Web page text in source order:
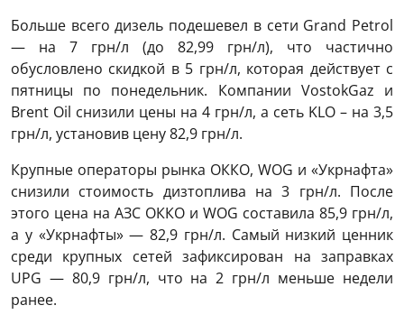
Больше всего дизель подешевел в сети Grand Petrol
— на 7 грн/л (до 82,99 грн/л), что частично
обусловлено скидкой в 5 грн/л, которая действует с
пятницы по понедельник. Компании VostokGaz и
Brent Oil снизили цены на 4 грн/л, а сеть KLO – на 3,5
грн/л, установив цену 82,9 грн/л.
Крупные операторы рынка ОККО, WOG и «Укрнафта»
снизили стоимость дизтоплива на 3 грн/л. После
этого цена на АЗС ОККО и WOG составила 85,9 грн/л,
а у «Укрнафты» — 82,9 грн/л. Самый низкий ценник
среди крупных сетей зафиксирован на заправках
UPG — 80,9 грн/л, что на 2 грн/л меньше недели
ранее.